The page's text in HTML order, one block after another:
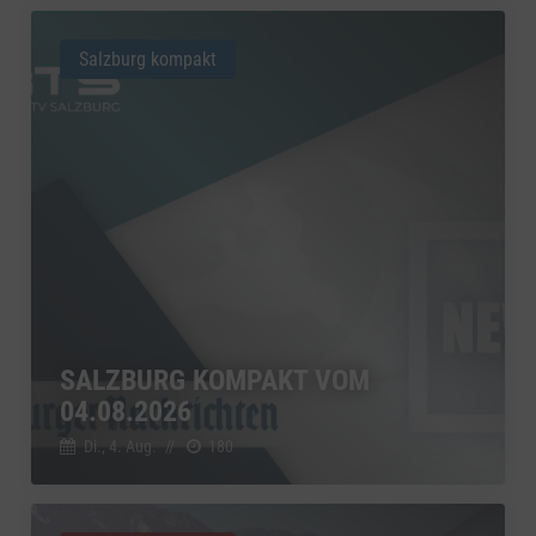
SALZBURG KOMPAKT VOM
04.08.2026
Di., 4. Aug. // 180
Salzburg kompakt